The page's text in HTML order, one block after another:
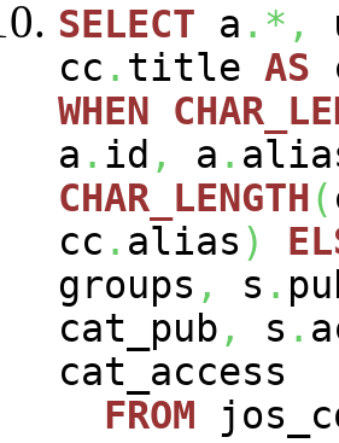
SELECT a .*,
cc . title AS
WHEN
a . id , a .
CHAR_LENGTH(
cc . alias )
groups , s .
cat_pub , s .
cat_access
FROM